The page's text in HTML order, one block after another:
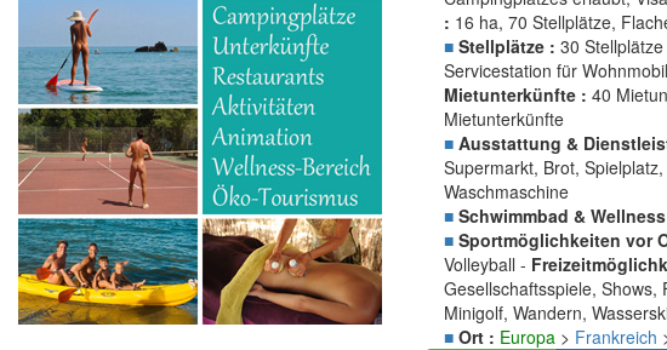
: 16 ha, 70 Stellplätze,
■ Stellplätze : 30
Servicestation für
Mietunterkünfte : 40
Mietunterkünfte
■ Ausstattung &
Supermarkt, Brot,
Waschmaschine
■ Schwimmbad &
■ Sportmöglichkeiten vor
Volleyball -
Gesellschaftsspiele, Shows,
Minigolf, Wandern,
■ Ort : Europa > Frankreich